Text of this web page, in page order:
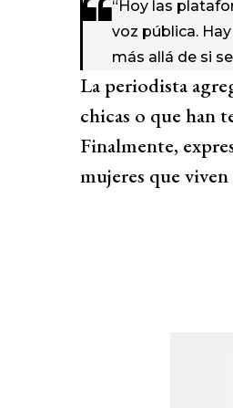
“Hoy las
voz pública.
más allá de si
La periodista
chicas o que han
Finalmente,
mujeres que